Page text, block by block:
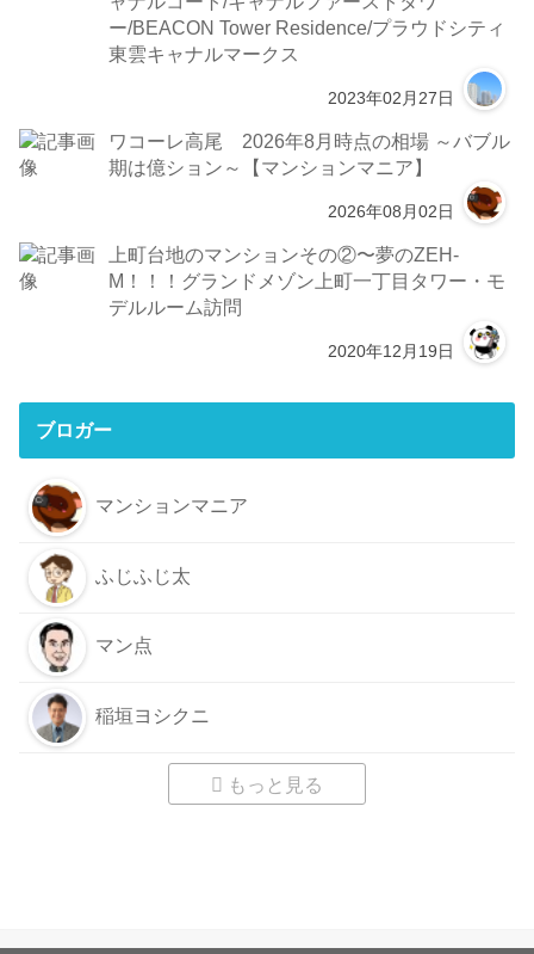
ー/BEACON Tower Residence/プラウドシティ
東雲キャナルマークス
2023年02月27日
ワコーレ高尾 2026年8月時点の相場 ～バブル
期は億ション～【マンションマニア】
2026年08月02日
上町台地のマンションその②〜夢のZEH-
M！！！グランドメゾン上町一丁目タワー・モ
デルルーム訪問
2020年12月19日
ブロガー
マンションマニア
ふじふじ太
マン点
稲垣ヨシクニ
もっと見る